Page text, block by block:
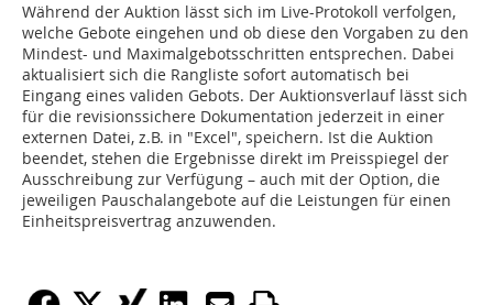
Während der Auktion lässt sich im Live-Protokoll verfolgen,
welche Gebote eingehen und ob diese den Vorgaben zu den
Mindest- und Maximalgebotsschritten entsprechen. Dabei
aktualisiert sich die Rangliste sofort automatisch bei
Eingang eines validen Gebots. Der Auktionsverlauf lässt sich
für die revisionssichere Dokumentation jederzeit in einer
externen Datei, z.B. in "Excel", speichern. Ist die Auktion
beendet, stehen die Ergebnisse direkt im Preisspiegel der
Ausschreibung zur Verfügung – auch mit der Option, die
jeweiligen Pauschalangebote auf die Leistungen für einen
Einheitspreisvertrag anzuwenden.